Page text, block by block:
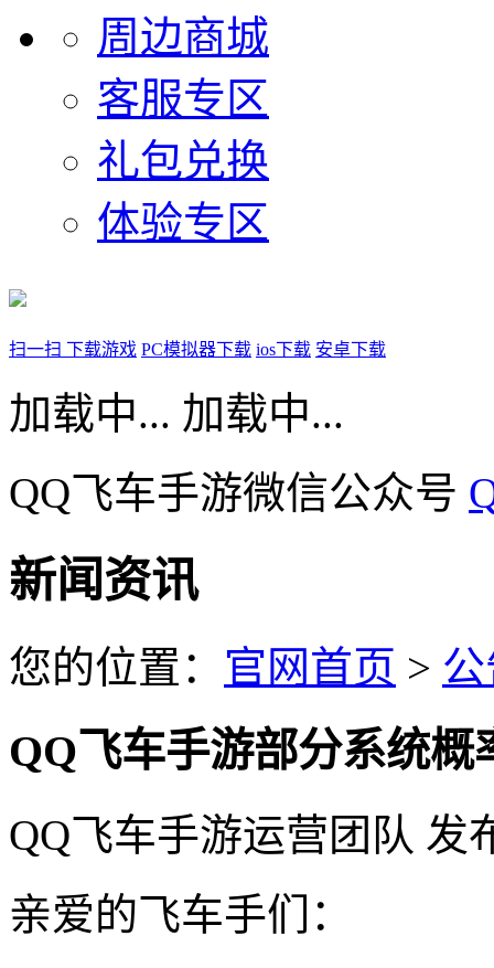
周边商城
客服专区
礼包兑换
体验专区
扫一扫 下载游戏 PC模拟器下载 ios下载 安卓下载
加载中... 加载中...
QQ飞车手游微信公众号
新闻资讯
您的位置： 官网首页 >
QQ飞车手游部分系统概
QQ飞车手游运营团队 发
亲爱的飞车手们：